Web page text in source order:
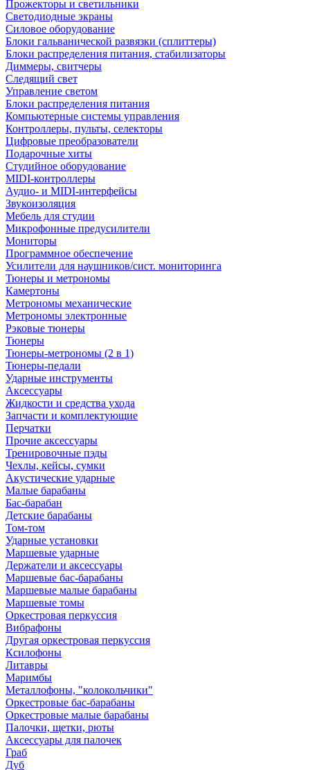
Прожекторы и светильники
Светодиодные экраны
Силовое оборудование
Блоки гальванической развязки (сплиттеры)
Блоки распределения питания, стабилизаторы
Диммеры, свитчеры
Следящий свет
Управление светом
Блоки распределения питания
Компьютерные системы управления
Контроллеры, пульты, селекторы
Цифровые преобразователи
Подарочные хиты
Студийное оборудование
MIDI-контроллеры
Аудио- и MIDI-интерфейсы
Звукоизоляция
Мебель для студии
Микрофонные предусилители
Мониторы
Программное обеспечение
Усилители для наушников/сист. мониторинга
Тюнеры и метрономы
Камертоны
Метрономы механические
Метрономы электронные
Рэковые тюнеры
Тюнеры
Тюнеры-метрономы (2 в 1)
Тюнеры-педали
Ударные инструменты
Аксессуары
Жидкости и средства ухода
Запчасти и комплектующие
Перчатки
Прочие аксессуары
Тренировочные пэды
Чехлы, кейсы, сумки
Акустические ударные
Mалые барабаны
Бас-барабан
Детские барабаны
Том-том
Ударные установки
Маршевые ударные
Держатели и аксессуары
Маршевые бас-барабаны
Маршевые малые барабаны
Маршевые томы
Оркестровая перкуссия
Вибрафоны
Другая оркестровая перкуссия
Ксилофоны
Литавры
Маримбы
Металлофоны, "колокольчики"
Оркестровые бас-барабаны
Оркестровые малые барабаны
Палочки, щетки, рюты
Аксессуары для палочек
Граб
Дуб